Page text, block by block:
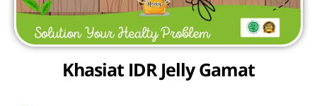
Khasiat IDR Jelly Gamat